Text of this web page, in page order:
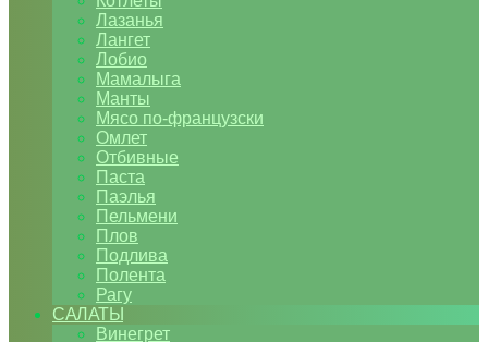
Лазанья
Лангет
Лобио
Мамалыга
Манты
Мясо по-французски
Омлет
Отбивные
Паста
Паэлья
Пельмени
Плов
Подлива
Полента
Рагу
САЛАТЫ
Винегрет